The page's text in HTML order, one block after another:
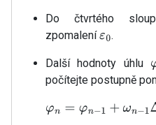
Do čtvrtého
zpomaleníε0.
Další hodnoty úhlu
počítejte postupně
φn=φ −1 +ωn− 1